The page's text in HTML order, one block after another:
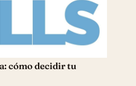
cómo decidir tu